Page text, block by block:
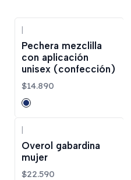
Pechera mezclilla
con aplicación
unisex (confección)
$14.890
|
Overol gabardina
mujer
$22.590